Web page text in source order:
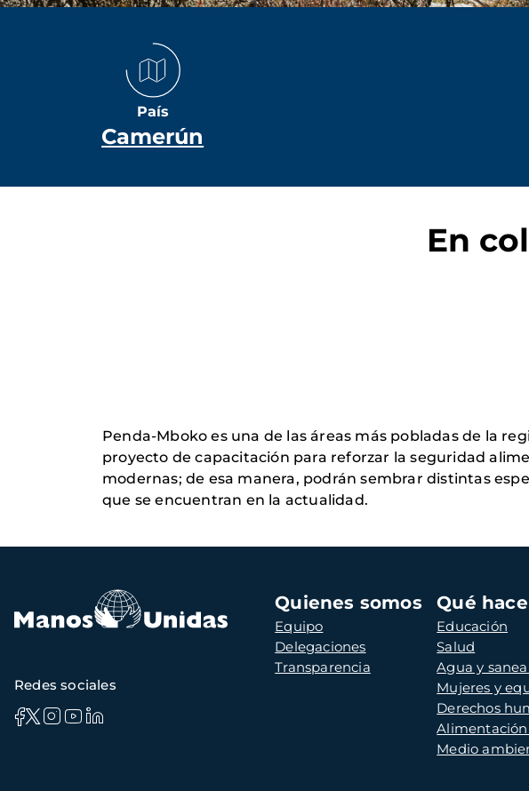
País
Camerún
En
Penda-Mboko es una de las áreas más pobladas de la
proyecto de capacitación para reforzar la seguridad
modernas; de esa manera, podrán sembrar distintas
que se encuentran en la actualidad.
Navegación
principal
Quienes somos
Equipo
Delegaciones
Transparencia
Qué
Educación
Salud
Agua y
Mujeres y
Derechos
Medio
Redes sociales